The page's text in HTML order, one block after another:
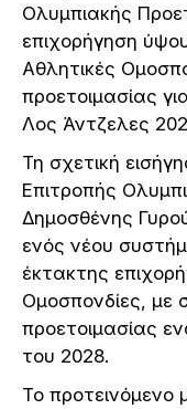
Ολυμπιακής
επιχορήγηση
Αθλητικές
προετοιμασίας
Λος Άντζελες
Τη σχετική
Επιτροπής
Δημοσθένης
ενός νέου
έκτακτης
Ομοσπονδίες, με
προετοιμασίας
του 2028.
Το προτεινόμενο